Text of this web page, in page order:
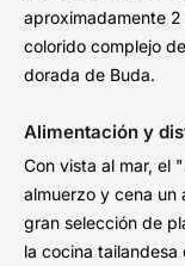
aproximadamente
colorido complejo
dorada de Buda.
Alimentación y
Con vista al mar, el
almuerzo y cena un
gran selección de
la cocina